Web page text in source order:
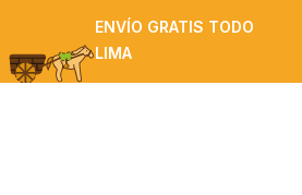
ENVÍO GRATIS TODO
LIMA
Por compras mayores a